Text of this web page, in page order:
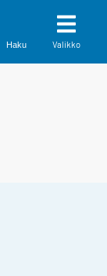
Haku Valikko